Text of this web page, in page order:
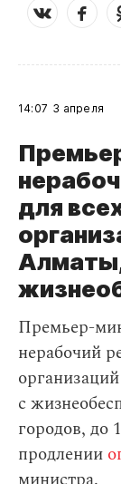
14:07 3 апреля
для
Алматы,
Премьер-
нерабочий
с
городов, до
продлении